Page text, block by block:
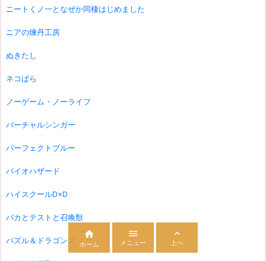
ニートくノ一となぜか同棲はじめました
ニアの煉丹工房
ぬきたし
ネコぱら
ノーゲーム・ノーライフ
バーチャルシンガー
パーフェクトブルー
バイオハザード
ハイスクールD×D
バカとテストと召喚獣
パズル＆ドラゴンズ

ホーム

メニュー

上へ